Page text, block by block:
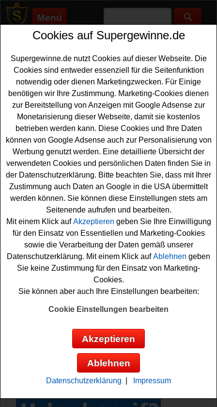
Menü
Supergewinne.de>Gewinnspiele>Fanartikel Gewinnspiele
Anzeige:
Anzeige:
Netto Online Gewinnspiel - Meet
and Greet gewinnen
Alle Rodel-Fans unter den Gewinnern sollten bei diesem
kostenlosen Netto Online Gewinnspiel mitmachen. Der
Netto Marken-Discount verlost fünfmal einMeet and
Greetmit der 8-fachen Rodel-Weltmeisterin Julia Taubitz.
Dazu gibt es VIP-Tickets für zwei Tage beim Rodel-
Weltcup in Altenberg, inklusive Übernachtung im Hotel
für zwei Personen. Mit etwas Glück können Sie ein
solches Mett and Greet gewinnen.
Falls Sie bei dem Netto Gewinnspiel kostenlos
teilnehmen möchten, müssen Sie nur flink das kleine
Formular ausfüllen. Damit können Sie sich schon Ihre
Gewinnchance sichern. Vielleicht haben Sie ja Glück?
Netto Online verlost 5x ein Meet and
und Übernachtung im Hotel
Anzeige:
Cookies auf Supergewinne.de
Supergewinne.de nutzt Cookies auf dieser Webseite. Die
Cookies sind entweder essenziell für die Seitenfunktion
notwendig oder dienen Marketingzwecken. Für Einige
benötigen wir Ihre Zustimmung. Marketing-Cookies dienen
zur Bereitstellung von Anzeigen mit Google Adsense zur
Monetarisierung dieser Webseite, damit sie kostenlos
betrieben werden kann. Diese Cookies und Ihre Daten
können von Google Adsense auch zur Personalisierung von
Werbung genutzt werden. Eine detaillierte Übersicht der
verwendeten Cookies und persönlichen Daten finden Sie in
der Datenschutzerklärung. Bitte beachten Sie, dass mit Ihrer
Zustimmung auch Daten an Google in die USA übermittelt
werden können. Sie können diese Einstellungen stets am
Seitenende aufrufen und bearbeiten.
Mit einem Klick aufAkzeptieren geben Sie Ihre Einwilligung
für den Einsatz von Essentiellen und Marketing-Cookies
sowie die Verarbeitung der Daten gemäß unserer
Datenschutzerklärung. Mit einem Klick aufAblehnen geben
Sie keine Zustimmung für den Einsatz von Marketing-
Cookies.
Sie können aber auch Ihre Einstellungen bearbeiten:
Cookie Einstellungen bearbeiten
Akzeptieren
Ablehnen
Datenschutzerklärung Impressum